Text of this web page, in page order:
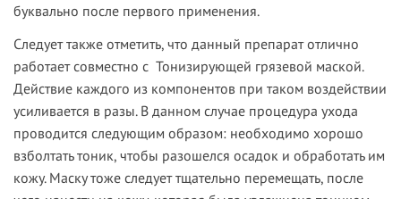
буквально после первого применения.
Следует также отметить, что данный препарат отлично
работает совместно с Тонизирующей грязевой маской.
Действие каждого из компонентов при таком воздействии
усиливается в разы. В данном случае процедура ухода
проводится следующим образом: необходимо хорошо
взболтать тоник, чтобы разошелся осадок и обработать им
кожу. Маску тоже следует тщательно перемещать, после